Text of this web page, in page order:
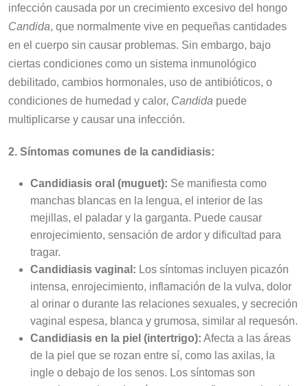
infección causada por un crecimiento excesivo del hongo
Candida, que normalmente vive en pequeñas cantidades
en el cuerpo sin causar problemas. Sin embargo, bajo
ciertas condiciones como un sistema inmunológico
debilitado, cambios hormonales, uso de antibióticos, o
condiciones de humedad y calor, Candida puede
multiplicarse y causar una infección.
2. Síntomas comunes de la candidiasis:
Candidiasis oral (muguet): Se manifiesta como
manchas blancas en la lengua, el interior de las
mejillas, el paladar y la garganta. Puede causar
enrojecimiento, sensación de ardor y dificultad para
tragar.
Candidiasis vaginal: Los síntomas incluyen picazón
intensa, enrojecimiento, inflamación de la vulva, dolor
al orinar o durante las relaciones sexuales, y secreción
vaginal espesa, blanca y grumosa, similar al requesón.
Candidiasis en la piel (intertrigo): Afecta a las áreas
de la piel que se rozan entre sí, como las axilas, la
ingle o debajo de los senos. Los síntomas son